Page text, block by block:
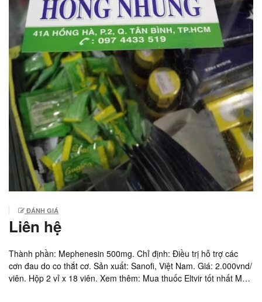
ĐÁNH GIÁ
Liên hệ
Thành phần: Mephenesin 500mg. Chỉ định: Điều trị hỗ trợ các
cơn đau do co thắt cơ. Sản xuất: Sanofi, Việt Nam. Giá: 2.000vnd/
viên. Hộp 2 vỉ x 18 viên. Xem thêm: Mua thuốc Eltvir tốt nhất Mua